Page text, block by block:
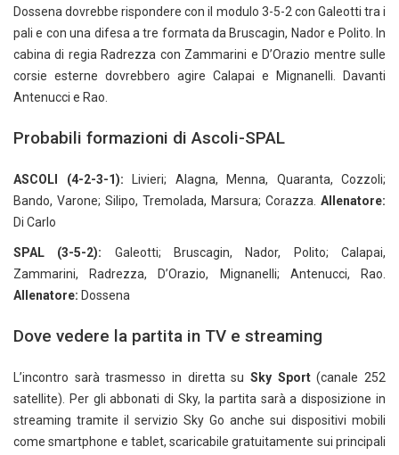
Dossena dovrebbe rispondere con il modulo 3-5-2 con Galeotti tra i
pali e con una difesa a tre formata da Bruscagin, Nador e Polito. In
cabina di regia Radrezza con Zammarini e D’Orazio mentre sulle
corsie esterne dovrebbero agire Calapai e Mignanelli. Davanti
Antenucci e Rao.
Probabili formazioni di Ascoli-SPAL
ASCOLI (4-2-3-1): Livieri; Alagna, Menna, Quaranta, Cozzoli;
Bando, Varone; Silipo, Tremolada, Marsura; Corazza. Allenatore:
Di Carlo
SPAL (3-5-2): Galeotti; Bruscagin, Nador, Polito; Calapai,
Zammarini, Radrezza, D’Orazio, Mignanelli; Antenucci, Rao.
Allenatore: Dossena
Dove vedere la partita in TV e streaming
L’incontro sarà trasmesso in diretta su Sky Sport(canale 252
satellite). Per gli abbonati di Sky, la partita sarà a disposizione in
streaming tramite il servizio Sky Go anche sui dispositivi mobili
come smartphone e tablet, scaricabile gratuitamente sui principali